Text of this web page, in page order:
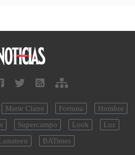
Marie Claire Fortuna
Hombre
Supercampo Look
Luz
BATimes